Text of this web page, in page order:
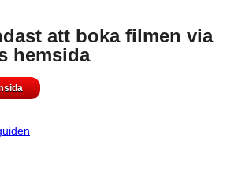
att boka filmen via
hemsida